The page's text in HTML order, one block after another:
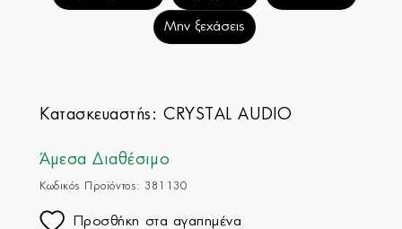
Μην ξεχάσεις
Κατασκευαστής:CRYSTAL AUDIO
Άμεσα Διαθέσιμο
Κωδικός Προϊόντος: 381130
Προσθήκη στα αγαπημένα